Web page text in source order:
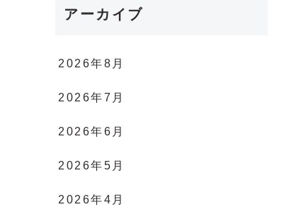
アーカイブ
2026年8月
2026年7月
2026年6月
2026年5月
2026年4月